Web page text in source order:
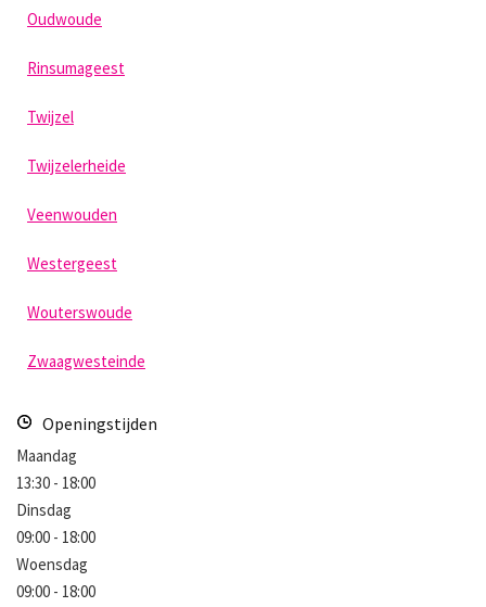
Oudwoude
Rinsumageest
Twijzel
Twijzelerheide
Veenwouden
Westergeest
Wouterswoude
Zwaagwesteinde
Openingstijden
Maandag
13:30 - 18:00
Dinsdag
09:00 - 18:00
Woensdag
09:00 - 18:00